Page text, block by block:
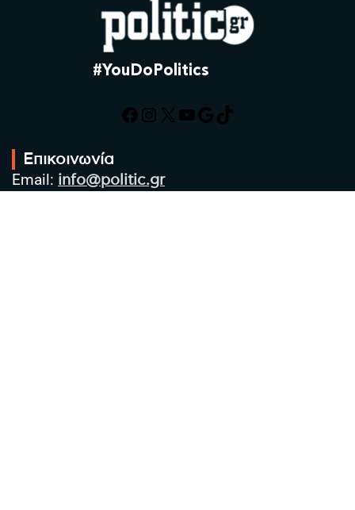
#YouDoPolitics
Facebook
Instagram
X YouTube
Google
TikTok
Επικοινωνία
Email: info@politic.gr